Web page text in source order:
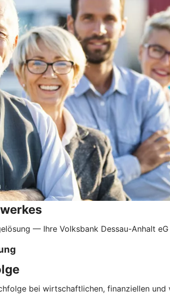
— Ihre Volksbank Dessau-Anhalt
bei wirtschaftlichen, finanziellen und